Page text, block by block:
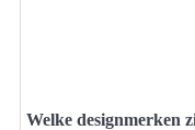
Welke designmerken